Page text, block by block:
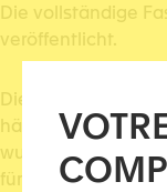
Die vollständige
veröffentlicht.
Die erste nationale
häuslicher,
wurde lanciert –
für die